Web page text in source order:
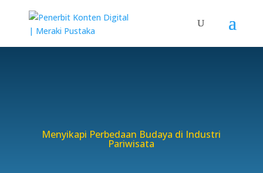
Menyikapi Perbedaan Budaya di Industri
Pariwisata